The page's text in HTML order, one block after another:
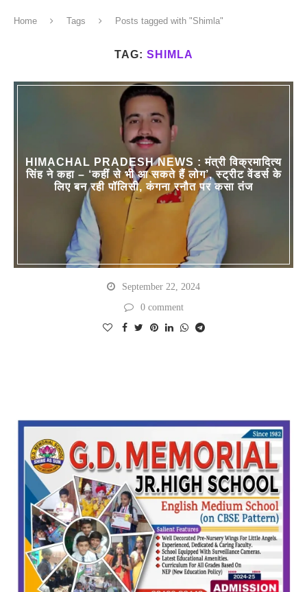
Home Tags Posts tagged with "Shimla"
TAG: SHIMLA
HIMACHAL PRADESH NEWS : मंत्री विक्रमादित्य
सिंह ने कहा – ‘कहीं से भी आ सकते हैं लोग’, स्ट्रीट वेंडर्स के
लिए बन रही पॉलिसी, कंगना रनौत पर कसा तंज
September 22, 2024
0 comment